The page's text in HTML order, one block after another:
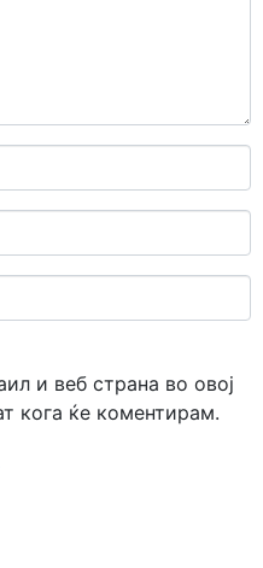
и веб страна во овој
кога ќе коментирам.